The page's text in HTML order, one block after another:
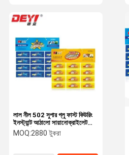
লাল নীল 502 সুপার গ্লু ফাস্ট কিউরিং
ইনস্ট্যান্ট আঠালো সায়ানোক্রাইলেট
তরল আঠালো প্লাস্টিক ধাতুর জন্য
MOQ:2880 টুকরা